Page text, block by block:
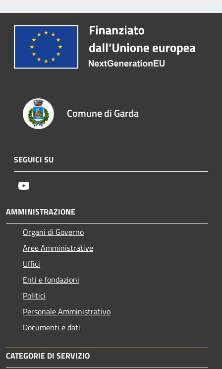
Comune di Garda
SEGUICI SU
AMMINISTRAZIONE
Organi di Governo
Aree Amministrative
Uffici
Enti e fondazioni
Politici
Personale Amministrativo
Documenti e dati
CATEGORIE DI SERVIZIO